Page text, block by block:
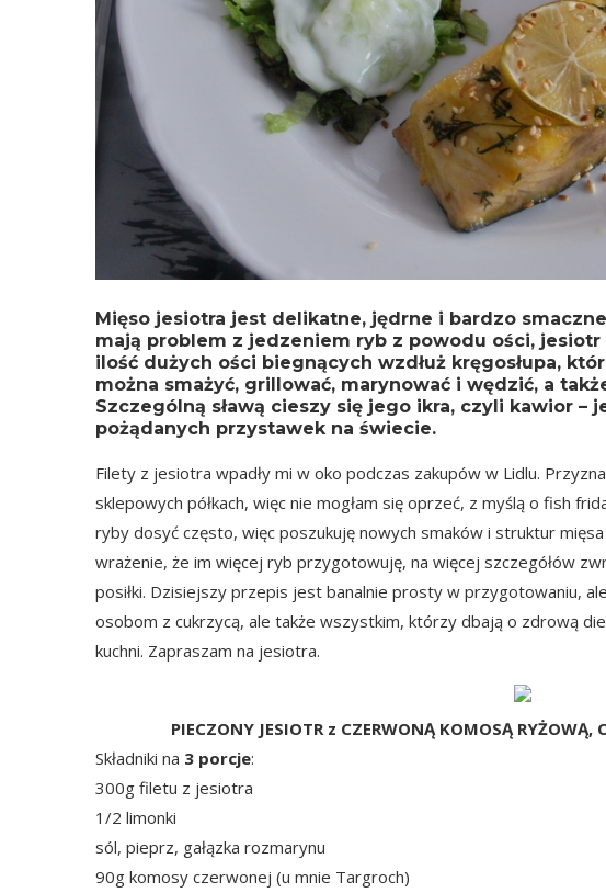
Mięso jesiotra jest delikatne, jędrne i bardzo
mają problem z jedzeniem ryb z powodu ości,
ilość dużych ości biegnących wzdłuż kręgosłupa,
można smażyć, grillować, marynować i wędzić, a
Szczególną sławą cieszy się jego ikra, czyli kawior –
pożądanych przystawek na świecie.
Filety z jesiotra wpadły mi w oko podczas zakupów w Lidlu.
sklepowych półkach, więc nie mogłam się oprzeć, z myślą o fish
ryby dosyć często, więc poszukuję nowych smaków i struktur
wrażenie, że im więcej ryb przygotowuję, na więcej szczegółów
posiłki. Dzisiejszy przepis jest banalnie prosty w przygotowaniu,
osobom z cukrzycą, ale także wszystkim, którzy dbają o zdrową
kuchni. Zapraszam na jesiotra.
PIECZONY JESIOTR z CZERWONĄ KOMOSĄ RYŻOWĄ,
Składniki na 3 porcje:
300g filetu z jesiotra
1/2 limonki
sól, pieprz, gałązka rozmarynu
90g komosy czerwonej (u mnie Targroch)